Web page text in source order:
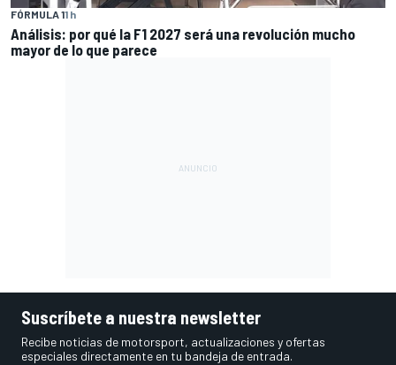
FÓRMULA 11 h
Análisis: por qué la F1 2027 será una revolución mucho
mayor de lo que parece
Suscríbete a nuestra newsletter
Recibe noticias de motorsport, actualizaciones y ofertas
especiales directamente en tu bandeja de entrada.